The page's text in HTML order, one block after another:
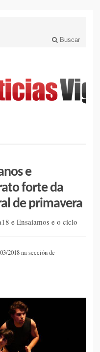
Buscar
e
forte da
de primavera
e Ensaiamos e o ciclo
2018 na sección de